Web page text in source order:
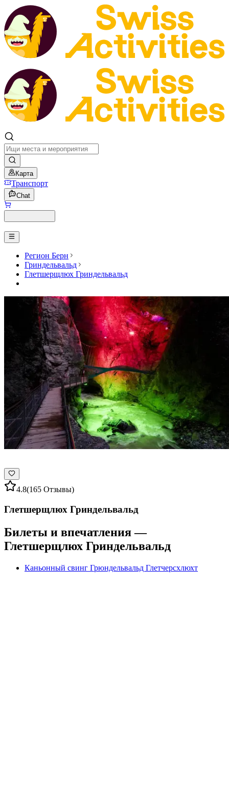
Карта
Транспорт
Chat
Регион Берн
Гриндельвальд
Глетшерщлюх Гриндельвальд
4.8(165 Отзывы)
Глетшерщлюх Гриндельвальд
Билеты и впечатления —
Глетшерщлюх Гриндельвальд
Каньонный свинг Грюндельвальд Глетчерсхлюхт